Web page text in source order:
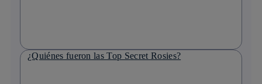
¿Quiénes fueron las Top Secret Rosies?